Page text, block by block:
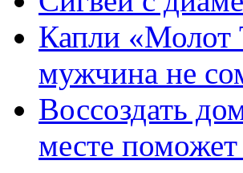
Капли «Молот
мужчина не
Воссоздать
месте